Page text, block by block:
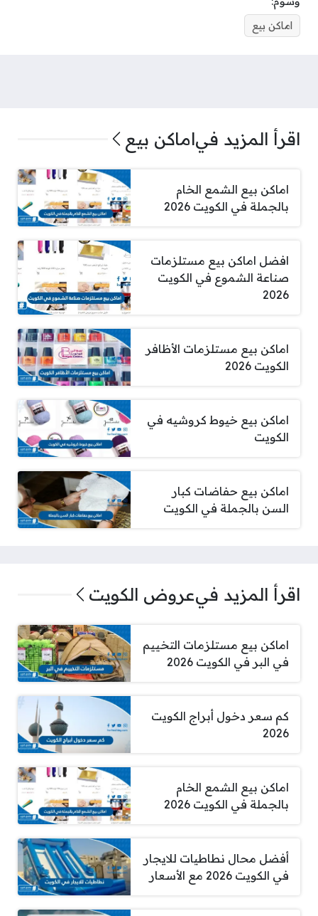
اماكن بيع
اقرأ المزيد فياماكن بيع
اماكن بيع الشمع الخام
بالجملة في الكويت 2026
افضل اماكن بيع مستلزمات
صناعة الشموع في الكويت
2026
اماكن بيع مستلزمات الأظافر
الكويت 2026
اماكن بيع خيوط كروشيه في
الكويت
اماكن بيع حفاضات كبار
السن بالجملة في الكويت
اقرأ المزيد فيعروض الكويت
اماكن بيع مستلزمات التخييم
في البر في الكويت 2026
كم سعر دخول أبراج الكويت
2026
اماكن بيع الشمع الخام
بالجملة في الكويت 2026
أفضل محال نطاطيات للايجار
في الكويت 2026 مع الأسعار